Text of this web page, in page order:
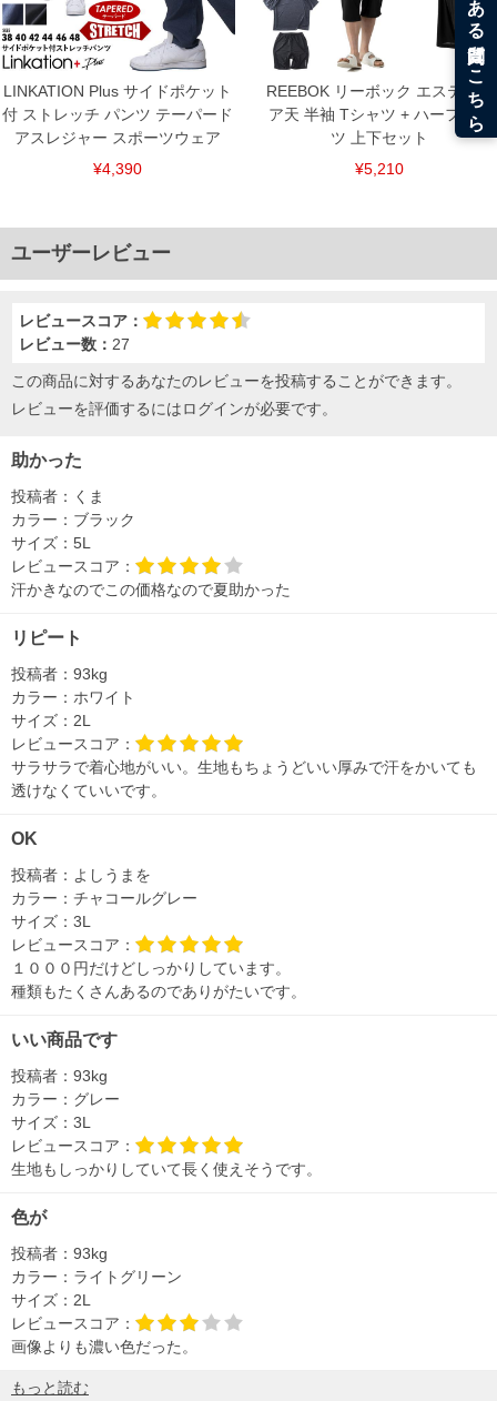
LINKATION Plus サイドポケット
付 ストレッチ パンツ テーパード
アスレジャー スポーツウェア
¥4,390
REEBOK リーボック エステルベ
ア天 半袖 Tシャツ + ハーフパン
ツ 上下セット
¥5,210
ユーザーレビュー
レビュースコア：
レビュー数： 27
この商品に対するあなたのレビューを投稿することができます。
レビューを評価するにはログインが必要です。
助かった
投稿者： くま
カラー： ブラック
サイズ： 5L
レビュースコア：
汗かきなのでこの価格なので夏助かった
リピート
投稿者： 93kg
カラー： ホワイト
サイズ： 2L
レビュースコア：
サラサラで着心地がいい。生地もちょうどいい厚みで汗をかいても
透けなくていいです。
OK
投稿者： よしうまを
カラー： チャコールグレー
サイズ： 3L
レビュースコア：
１０００円だけどしっかりしています。
種類もたくさんあるのでありがたいです。
いい商品です
投稿者： 93kg
カラー： グレー
サイズ： 3L
レビュースコア：
生地もしっかりしていて長く使えそうです。
色が
投稿者： 93kg
カラー： ライトグリーン
サイズ： 2L
レビュースコア：
画像よりも濃い色だった。
もっと読む